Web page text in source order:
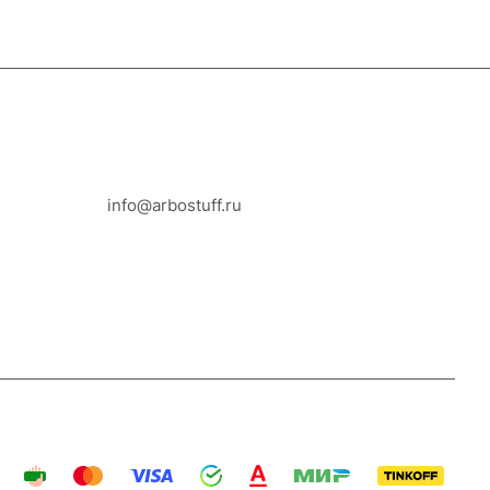
info@arbostuff.ru